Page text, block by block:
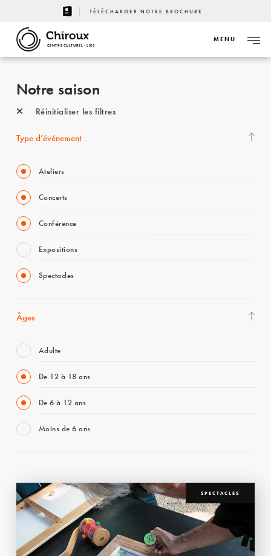
TÉLÉCHARGER NOTRE BROCHURE
CENTRE CULTUREL - LIÈGE
MENU
Notre saison
Réinitialiser les filtres
Type d’événement
Ateliers
Concerts
Conférence
Expositions
Spectacles
Âges
Adulte
De 12 à 18 ans
De 6 à 12 ans
Moins de 6 ans
SPECTACLES